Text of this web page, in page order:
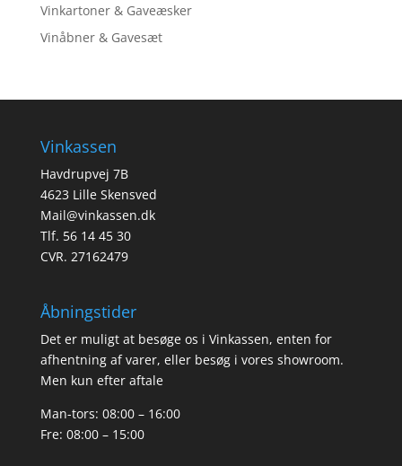
Vinkartoner & Gaveæsker
Vinåbner & Gavesæt
Vinkassen
Havdrupvej 7B
4623 Lille Skensved
Mail@vinkassen.dk
Tlf. 56 14 45 30
CVR. 27162479
Åbningstider
Det er muligt at besøge os i Vinkassen, enten for
afhentning af varer, eller besøg i vores showroom.
Men kun efter aftale
Man-tors: 08:00 – 16:00
Fre: 08:00 – 15:00